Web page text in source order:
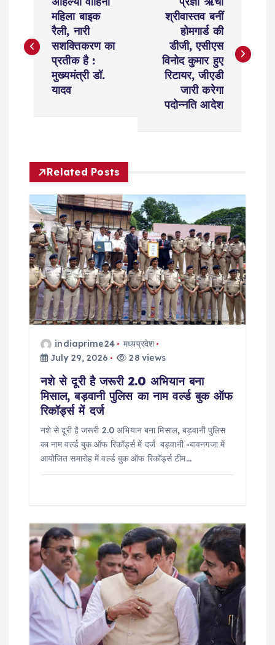
s
v
g
a
t
महिला बाइक
रैली, नारी
सशक्तिकरण का
प्रतीक है :
मुख्यमंत्री डॉ.
यादव
श्रीवास्तव बनीं
होमगार्ड की
डीजी, एसीएस
विनोद कुमार हुए
रिटायर, जीएडी
जारी करेगा
पदोन्नति आदेश
Related Posts
indiaprime24
मध्यप्रदेश
July 29, 2026
28 views
नशे से दूरी है जरूरी 2.0 अभियान बना
मिसाल, बड़वानी पुलिस का नाम वर्ल्ड बुक ऑफ
रिकॉर्ड्स में दर्ज
नशे से दूरी है जरूरी 2.0 अभियान बना मिसाल, बड़वानी पुलिस
का नाम वर्ल्ड बुक ऑफ रिकॉर्ड्स में दर्ज बड़वानी -बावनगजा में
आयोजित समारोह में वर्ल्ड बुक ऑफ रिकॉर्ड्स टीम…